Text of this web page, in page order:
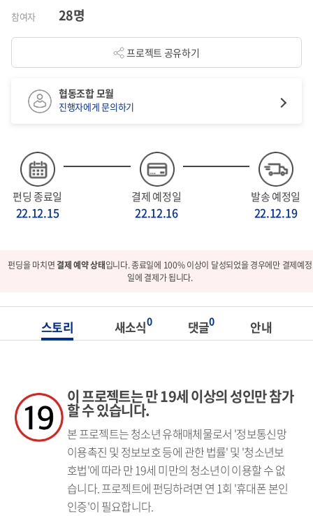
참여자 28명
프로젝트 공유하기
펀딩 종료일
22.12.15
결제 예정일
22.12.16
발송 예정일
22.12.19
협동조합 모월
진행자에게 문의하기
펀딩을 마치면결제 예약 상태입니다. 종료일에 100% 이상이 달성되었을 경우에만 결제예정
일에 결제가 됩니다.
스토리 새소식0 댓글0 안내
이 프로젝트는 만 19세 이상의 성인만 참가
할 수 있습니다.
본 프로젝트는 청소년 유해매체물로서 '정보통신망
이용촉진 및 정보보호 등에 관한 법률' 및 '청소년보
호법'에 따라 만 19세 미만의 청소년이 이용할 수 없
습니다. 프로젝트에 펀딩하려면 연 1회 '휴대폰 본인
인증'이 필요합니다.